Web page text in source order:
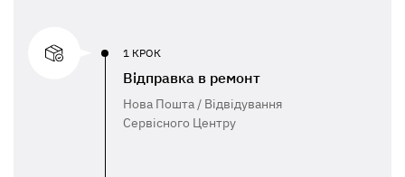
1 КРОК
Відправка в ремонт
Нова Пошта / Відвідування
Сервісного Центру